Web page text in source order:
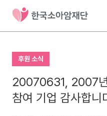
후원 소식
20070631, 2007
참여 기업 감사합니